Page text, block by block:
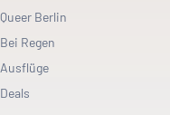
Queer Berlin
Bei Regen
Ausflüge
Deals